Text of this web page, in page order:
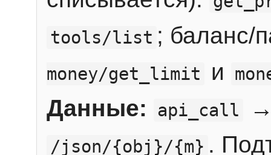
tools/list ; баланс/
money/get_limit и
Данные: api_call
/json/{obj}/{m} .